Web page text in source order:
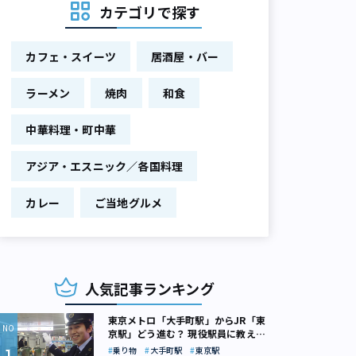
カテゴリで探す
カフェ・スイーツ 居酒屋・バー
ラーメン 焼肉 和食
中華料理・町中華
アジア・エスニック／各国料理
カレー ご当地グルメ
人気記事ランキング
東京メトロ「大手町駅」からJR「東
京駅」どう進む？ 現役駅員に教えて
もらいました
乗り物 大手町駅 東京駅